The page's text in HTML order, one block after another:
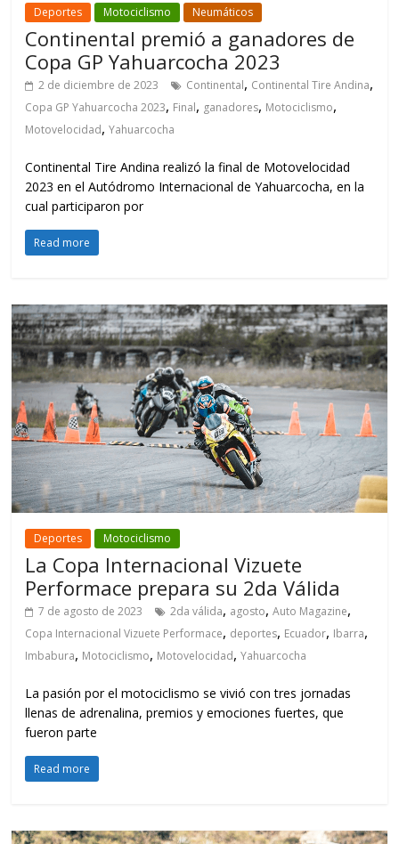
Deportes Motociclismo Neumáticos
Continental premió a ganadores de
Copa GP Yahuarcocha 2023
2 de diciembre de 2023 Continental, Continental Tire Andina,
Copa GP Yahuarcocha 2023, Final, ganadores, Motociclismo,
Motovelocidad,Yahuarcocha
Continental Tire Andina realizó la final de Motovelocidad
2023 en el Autódromo Internacional de Yahuarcocha, en la
cual participaron por
Read more
Deportes Motociclismo
La Copa Internacional Vizuete
Performace prepara su 2da Válida
7 de agosto de 2023 2da válida, agosto,Auto Magazine,
Copa Internacional Vizuete Performace, deportes, Ecuador, Ibarra,
Imbabura, Motociclismo, Motovelocidad,Yahuarcocha
La pasión por el motociclismo se vivió con tres jornadas
llenas de adrenalina, premios y emociones fuertes, que
fueron parte
Read more